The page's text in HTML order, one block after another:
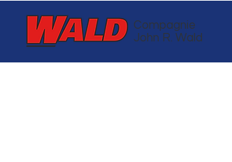
Compagnie
John R. Wald